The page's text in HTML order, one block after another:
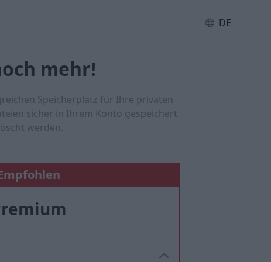
DE
mehr!
Speicherplatz für Ihre privaten
sicher in Ihrem Konto gespeichert
werden.